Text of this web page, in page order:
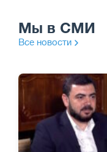
Мы в СМИ
Все новости